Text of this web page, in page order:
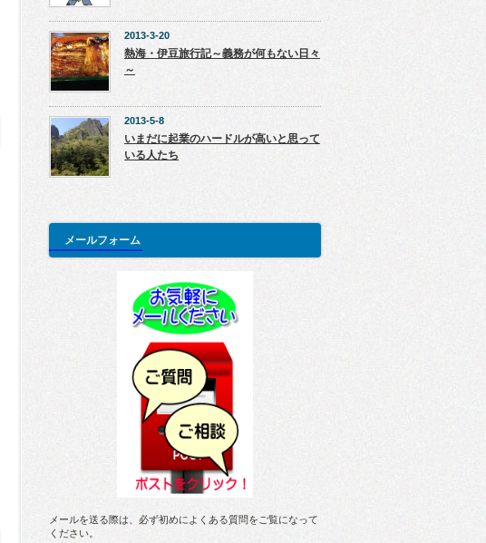
2013-3-20
熱海・伊豆旅行記～義務が何もない日々
～
2013-5-8
いまだに起業のハードルが高いと思って
いる人たち
メールフォーム
メールを送る際は、必ず初めによくある質問をご覧になって
ください。